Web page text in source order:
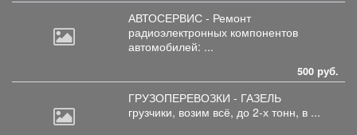
АВТОСЕРВИС - Ремонт
радиоэлектронных компонентов
автомобилей: ...
500 руб.
ГРУЗОПЕРЕВОЗКИ - ГАЗЕЛЬ
грузчики, возим всё, до 2-х тонн, в ...